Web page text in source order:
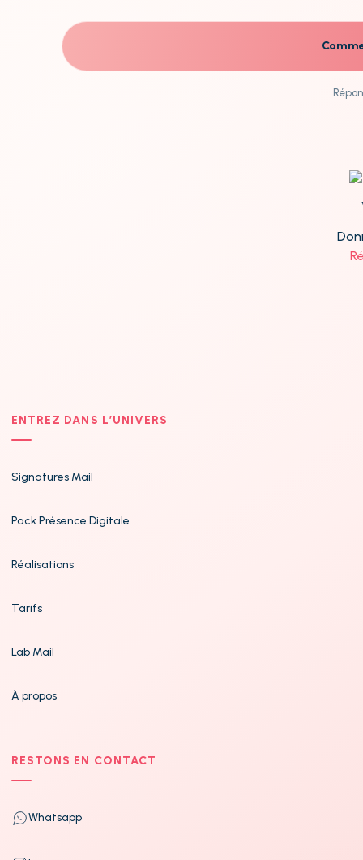
ENTREZ DANS L’UNIVERS
Signatures Mail
Pack Présence Digitale
Réalisations
Tarifs
Lab Mail
À propos
RESTONS EN CONTACT
Whatsapp